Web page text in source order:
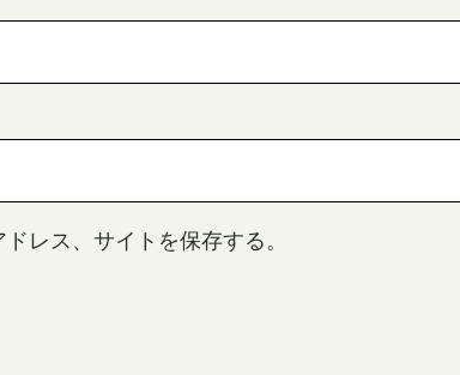
レス、サイトを保存する。